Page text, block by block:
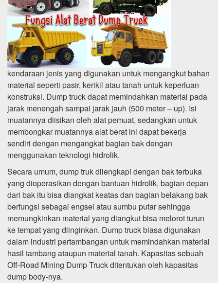
kendaraan jenis yang digunakan untuk mengangkut bahan
material seperti pasir, kerikil atau tanah untuk keperluan
konstruksi. Dump truck dapat memindahkan material pada
jarak menengah sampai jarak jauh (500 meter – up). Isi
muatannya diisikan oleh alat pemuat, sedangkan untuk
membongkar muatannya alat berat ini dapat bekerja
sendiri dengan mengangkat bagian bak dengan
menggunakan teknologi hidrolik.
Secara umum, dump truk dilengkapi dengan bak terbuka
yang dioperasikan dengan bantuan hidrolik, bagian depan
dari bak itu bisa diangkat keatas dan bagian belakang bak
berfungsi sebagai engsel atau sumbu putar sehingga
memungkinkan material yang diangkut bisa melorot turun
ke tempat yang diinginkan. Dump truck biasa digunakan
dalam industri pertambangan untuk memindahkan material
hasil tambang ataupun material tanah. Kapasitas sebuah
Off-Road Mining Dump Truck ditentukan oleh kapasitas
dump body-nya.